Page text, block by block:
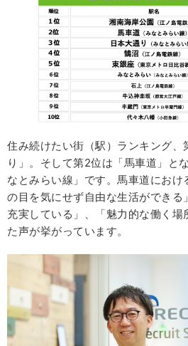
住み続けたい街（駅）ランキング、
り」。そして第2位は「馬車道」と
なとみらい線」です。馬車道におけ
の目を気にせず自由な生活ができる
充実している」、「魅力的な働く場
た声が挙がっています。